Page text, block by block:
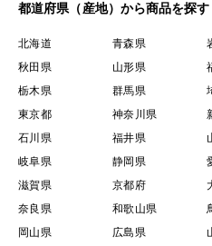
都道府県（産地）から商品を探す
北海道 青森県
秋田県
山形県
栃木県
群馬県
東京都
神奈川県
石川県
福井県
岐阜県
静岡県
滋賀県
京都府
奈良県
和歌山県
岡山県
広島県